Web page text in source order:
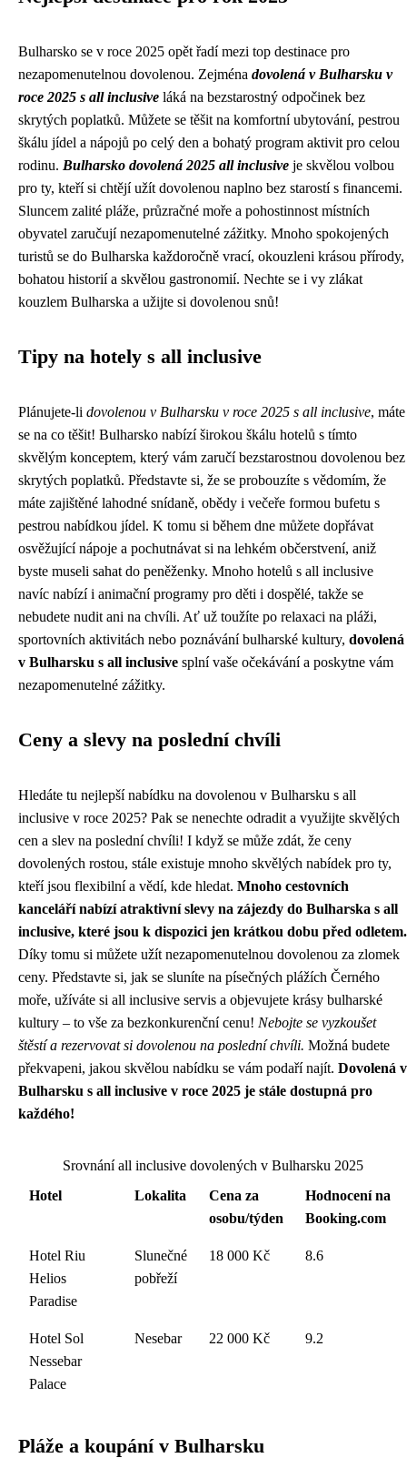
Bulharsko se v roce 2025 opět řadí mezi top destinace pro
nezapomenutelnou dovolenou. Zejména dovolená v Bulharsku v
roce 2025 s all inclusive láká na bezstarostný odpočinek bez
skrytých poplatků. Můžete se těšit na komfortní ubytování, pestrou
škálu jídel a nápojů po celý den a bohatý program aktivit pro celou
rodinu. Bulharsko dovolená 2025 all inclusive je skvělou volbou
pro ty, kteří si chtějí užít dovolenou naplno bez starostí s financemi.
Sluncem zalité pláže, průzračné moře a pohostinnost místních
obyvatel zaručují nezapomenutelné zážitky. Mnoho spokojených
turistů se do Bulharska každoročně vrací, okouzleni krásou přírody,
bohatou historií a skvělou gastronomií. Nechte se i vy zlákat
kouzlem Bulharska a užijte si dovolenou snů!
Tipy na hotely s all inclusive
Plánujete-li dovolenou v Bulharsku v roce 2025 s all inclusive, máte
se na co těšit! Bulharsko nabízí širokou škálu hotelů s tímto
skvělým konceptem, který vám zaručí bezstarostnou dovolenou bez
skrytých poplatků. Představte si, že se probouzíte s vědomím, že
máte zajištěné lahodné snídaně, obědy i večeře formou bufetu s
pestrou nabídkou jídel. K tomu si během dne můžete dopřávat
osvěžující nápoje a pochutnávat si na lehkém občerstvení, aniž
byste museli sahat do peněženky. Mnoho hotelů s all inclusive
navíc nabízí i animační programy pro děti i dospělé, takže se
nebudete nudit ani na chvíli. Ať už toužíte po relaxaci na pláži,
sportovních aktivitách nebo poznávání bulharské kultury, dovolená
v Bulharsku s all inclusive splní vaše očekávání a poskytne vám
nezapomenutelné zážitky.
Ceny a slevy na poslední chvíli
Hledáte tu nejlepší nabídku na dovolenou v Bulharsku s all
inclusive v roce 2025? Pak se nenechte odradit a využijte skvělých
cen a slev na poslední chvíli! I když se může zdát, že ceny
dovolených rostou, stále existuje mnoho skvělých nabídek pro ty,
kteří jsou flexibilní a vědí, kde hledat. Mnoho cestovních
kanceláří nabízí atraktivní slevy na zájezdy do Bulharska s all
inclusive, které jsou k dispozici jen krátkou dobu před odletem.
Díky tomu si můžete užít nezapomenutelnou dovolenou za zlomek
ceny. Představte si, jak se sluníte na písečných plážích Černého
moře, užíváte si all inclusive servis a objevujete krásy bulharské
kultury – to vše za bezkonkurenční cenu! Nebojte se vyzkoušet
štěstí a rezervovat si dovolenou na poslední chvíli. Možná budete
překvapeni, jakou skvělou nabídku se vám podaří najít. Dovolená v
Bulharsku s all inclusive v roce 2025 je stále dostupná pro
každého!
Srovnání all inclusive dovolených v Bulharsku 2025
Hotel
Lokalita
Cena za
osobu/týden
Hodnocení na
Booking.com
Hotel Riu
Helios
Paradise
Slunečné
pobřeží
18 000 Kč 8.6
Hotel Sol
Nessebar
Palace
Nesebar 22 000 Kč 9.2
Pláže a koupání v Bulharsku